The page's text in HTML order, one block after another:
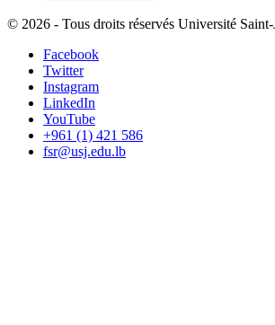
© 2026 - Tous droits réservés Université
Facebook
Twitter
Instagram
LinkedIn
YouTube
+961 (1) 421 586
fsr@usj.edu.lb